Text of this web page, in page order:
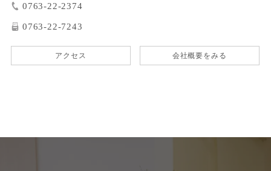
0763-22-2374
0763-22-7243
アクセス 会社概要をみる